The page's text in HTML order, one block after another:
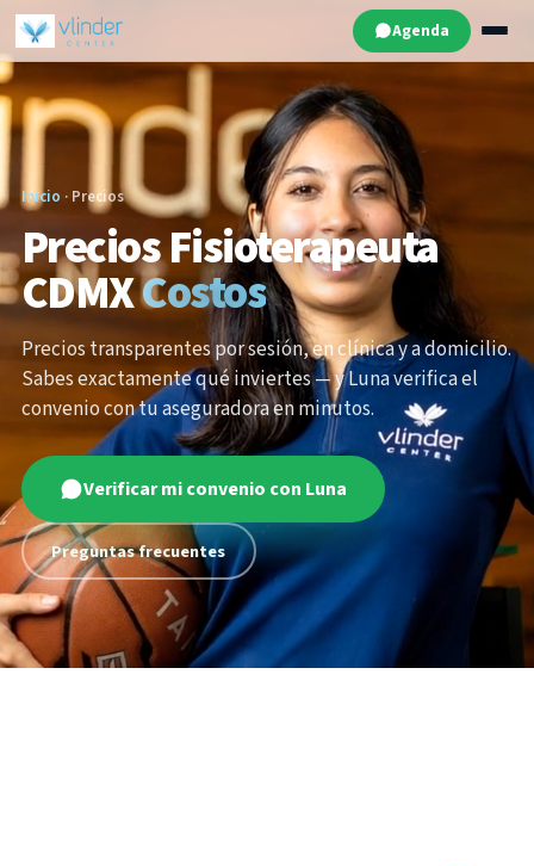
Agenda
Inicio · Precios
Precios Fisioterapeuta
CDMXCostos
Precios transparentes por sesión, en clínica y a domicilio.
Sabes exactamente qué inviertes — y Luna verifica el
convenio con tu aseguradora en minutos.
Verificar mi convenio con Luna
Preguntas frecuentes